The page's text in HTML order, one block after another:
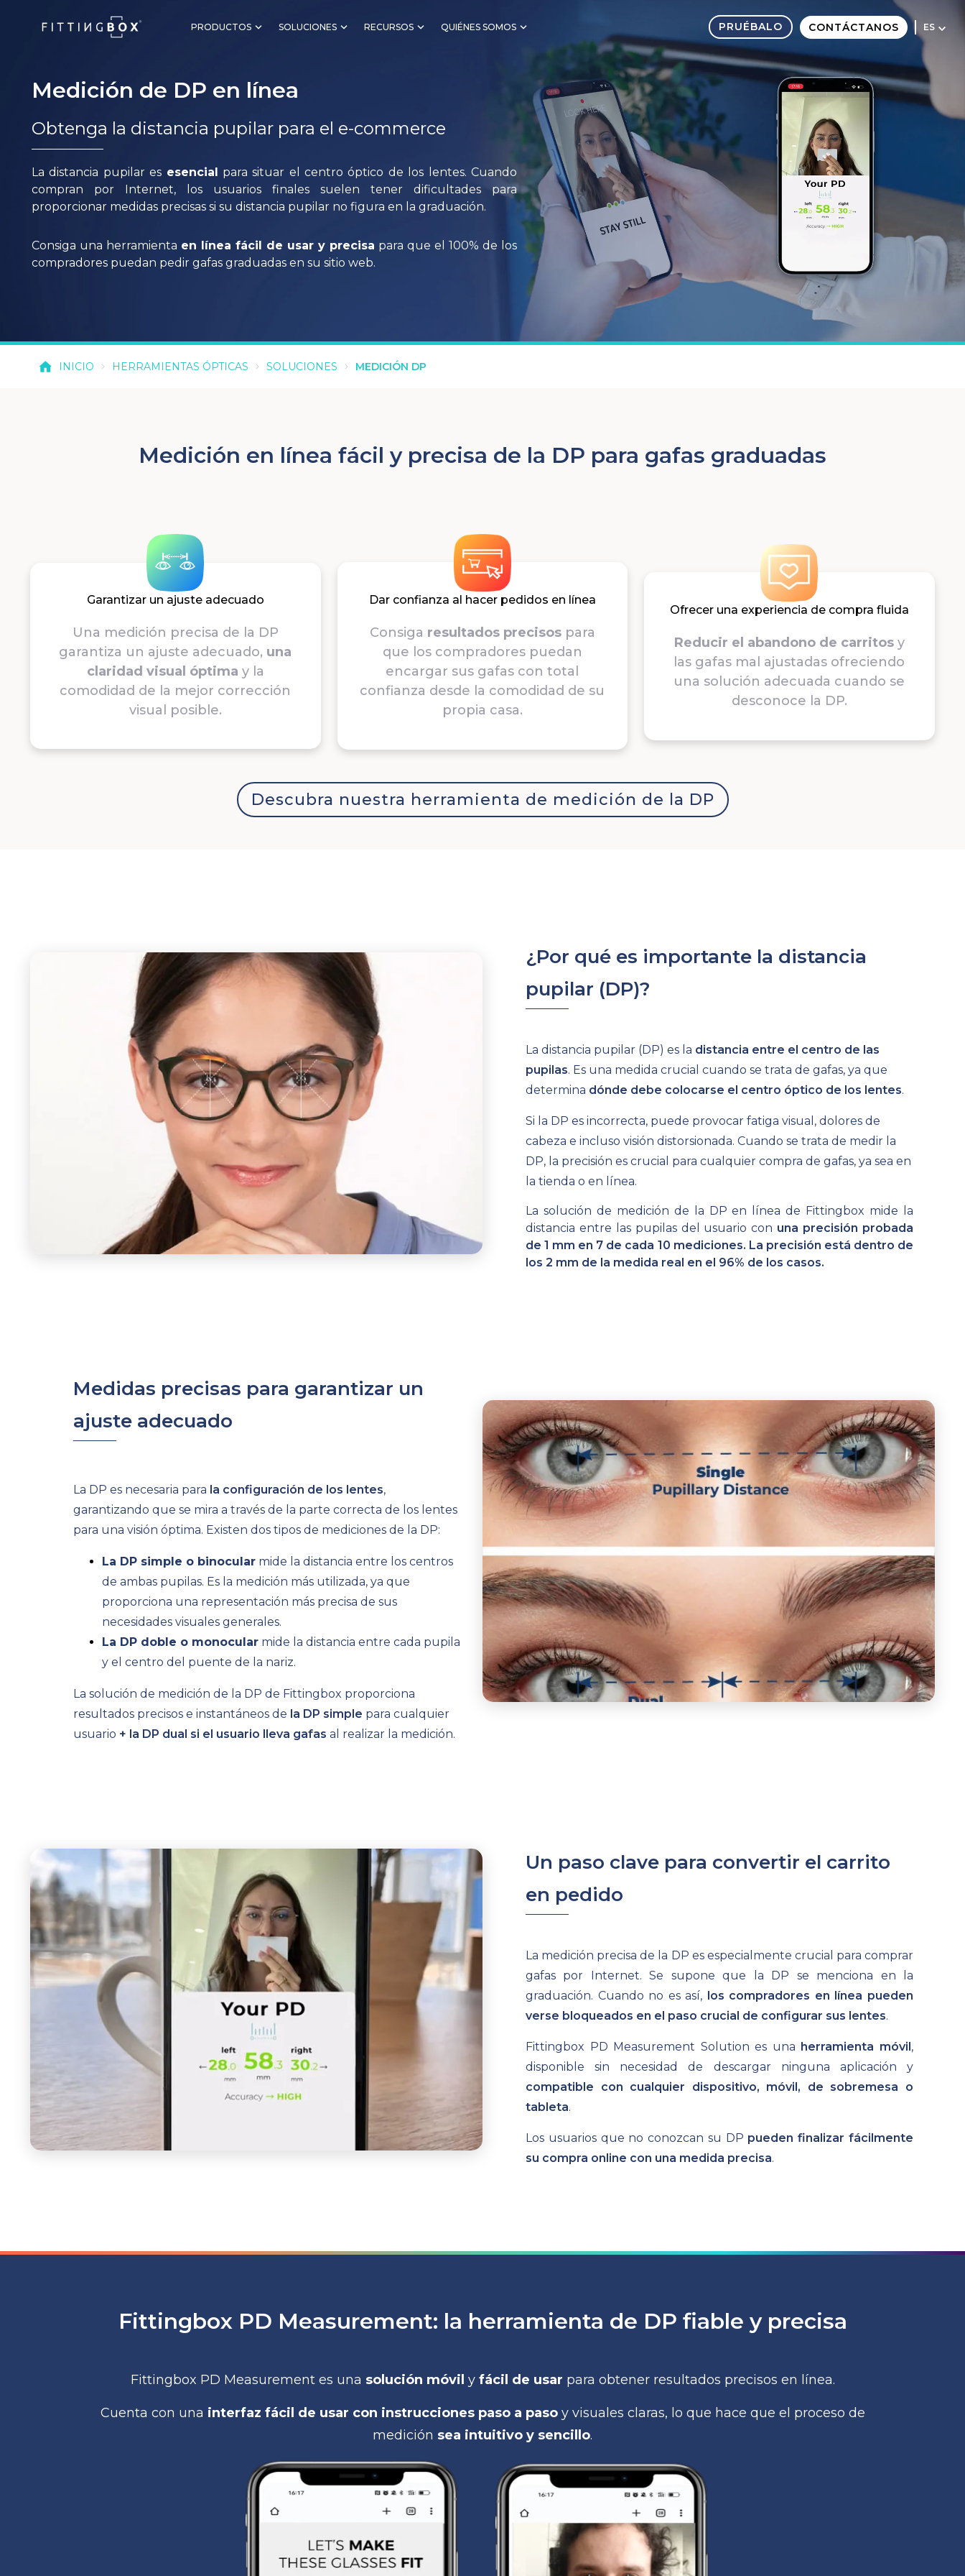
PRODUCTOS SOLUCIONES RECURSOS QUIÉNES SOMOS CONTÁCTANOS
PRUÉBALO ES
Medición de DP en línea
Obtenga la distancia pupilar para el e-commerce
La distancia pupilar es esencial para situar el centro óptico de los lentes. Cuando
compran por Internet, los usuarios finales suelen tener dificultades para
proporcionar medidas precisas si su distancia pupilar no figura en la graduación.
Consiga una herramienta en línea fácil de usar y precisa para que el 100% de los
compradores puedan pedir gafas graduadas en su sitio web.
INICIO HERRAMIENTAS ÓPTICAS SOLUCIONES MEDICIÓN DP
Medición en línea fácil y precisa de la DP para gafas graduadas
Garantizar un ajuste adecuado
Una medición precisa de la DP
garantiza un ajuste adecuado, una
claridad visual óptima y la
comodidad de la mejor corrección
visual posible.
Dar confianza al hacer pedidos en línea
Consiga resultados precisospara
que los compradores puedan
encargar sus gafas con total
confianza desde la comodidad de su
propia casa.
Ofrecer una experiencia de compra fluida
Reducir el abandono de carritos y
las gafas mal ajustadas ofreciendo
una solución adecuada cuando se
desconoce la DP.
Descubra nuestra herramienta de medición de la DP
¿Por qué es importante la distancia
pupilar (DP)?
La distancia pupilar (DP) es la distancia entre el centro de las
pupilas. Es una medida crucial cuando se trata de gafas, ya que
determina dónde debe colocarse el centro óptico de los lentes.
Si la DP es incorrecta, puede provocar fatiga visual, dolores de
cabeza e incluso visión distorsionada. Cuando se trata de medir la
DP, la precisión es crucial para cualquier compra de gafas, ya sea en
la tienda o en línea.
La solución de medición de la DP en línea de Fittingbox mide la
distancia entre las pupilas del usuario con una precisión probada
de 1 mm en 7 de cada 10 mediciones. La precisión está dentro de
los 2 mm de la medida real en el 96% de los casos.
Medidas precisas para garantizar un
ajuste adecuado
La DP es necesaria para la configuración de los lentes,
garantizando que se mira a través de la parte correcta de los lentes
para una visión óptima. Existen dos tipos de mediciones de la DP:
La DP simple o binocular mide la distancia entre los centros
de ambas pupilas. Es la medición más utilizada, ya que
proporciona una representación más precisa de sus
necesidades visuales generales.
La DP doble o monocular mide la distancia entre cada pupila
y el centro del puente de la nariz.
La solución de medición de la DP de Fittingbox proporciona
resultados precisos e instantáneos de la DP simple para cualquier
usuario + la DP dual si el usuario lleva gafas al realizar la medición.
Un paso clave para convertir el carrito
en pedido
La medición precisa de la DP es especialmente crucial para comprar
gafas por Internet.Se supone que la DP se menciona en la
graduación. Cuando no es así, los compradores en línea pueden
verse bloqueados en el paso crucial de configurar sus lentes.
Fittingbox PD Measurement Solution es una herramienta móvil,
disponible sin necesidad de descargar ninguna aplicación y
compatible con cualquier dispositivo, móvil, de sobremesa o
tableta.
Los usuarios que no conozcan su DP pueden finalizar fácilmente
su compra online con una medida precisa.
Fittingbox PD Measurement: la herramienta de DP fiable y precisa
Fittingbox PD Measurement es una solución móvil y fácil de usar para obtener resultados precisos en línea.
Cuenta con una interfaz fácil de usar con instrucciones paso a pasoy visuales claras, lo que hace que el proceso de
medición sea intuitivo y sencillo.